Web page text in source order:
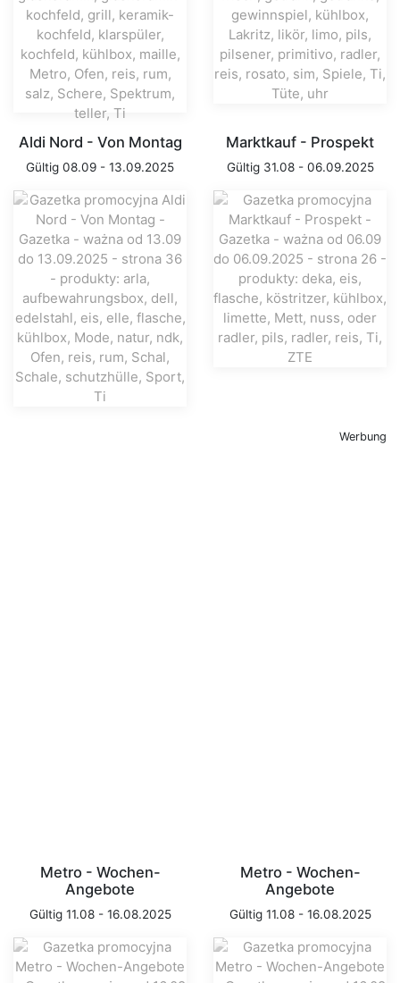
Aldi Nord - Von Montag
Gültig 08.09 - 13.09.2025
Marktkauf - Prospekt
Gültig 31.08 - 06.09.2025
Werbung
Metro - Wochen-
Angebote
Gültig 11.08 - 16.08.2025
Metro - Wochen-
Angebote
Gültig 11.08 - 16.08.2025